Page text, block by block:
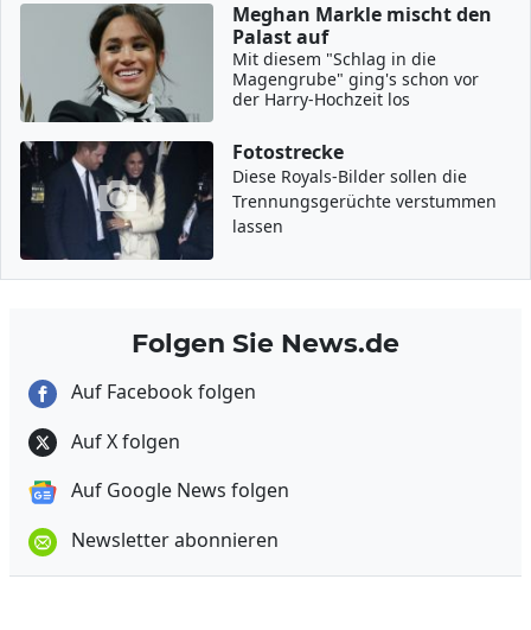
Meghan Markle mischt den
Palast auf
Mit diesem "Schlag in die
Magengrube" ging's schon vor
der Harry-Hochzeit los
Fotostrecke
Diese Royals-Bilder sollen die
Trennungsgerüchte verstummen
lassen
Folgen Sie News.de
Auf Facebook folgen
Auf X folgen
Auf Google News folgen
Newsletter abonnieren